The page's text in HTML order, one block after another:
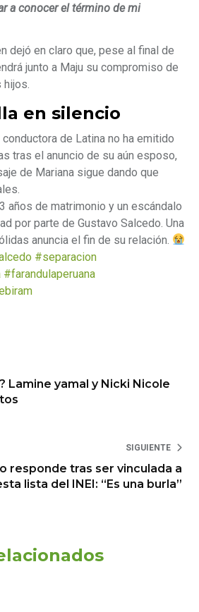
a conocer el término de mi
dejó en claro que, pese al final de
junto a Maju su compromiso de
en silencio
de Latina no ha emitido
tras el anuncio de su aún esposo,
de Mariana sigue dando que
años de matrimonio y un escándalo
por parte de Gustavo Salcedo. Una
anuncia el fin de su relación.
#separacion
#farandulaperuana
Lamine yamal y Nicki Nicole
SIGUIENTE
responde tras ser vinculada a
lista del INEI: “Es una burla”